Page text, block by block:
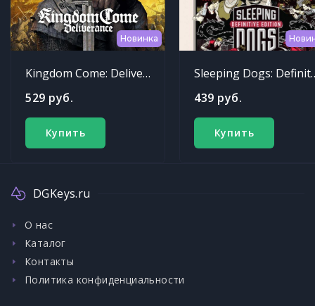
Новинка
Kingdom Come: Deliverance
529 руб.
Купить
Sleeping
439 руб.
Купить
DGKeys.ru
О нас
Каталог
Контакты
Политика конфиденциальности